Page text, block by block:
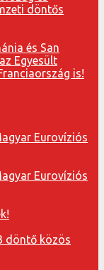
döntős
és San
Egyesült
is!
Eurovíziós
Eurovíziós
döntő közös